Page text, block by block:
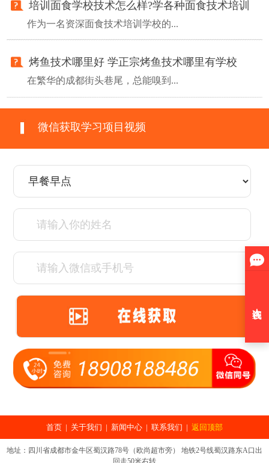
培训面食学校技术怎么样?学各种面食技术培训
作为一名资深面食技术培训学校的...
烤鱼技术哪里好 学正宗烤鱼技术哪里有学校
在繁华的成都街头巷尾，总能嗅到...
微信获取学习项目视频
首页 | 关于我们 | 新闻中心 | 联系我们 | 返回顶部
地址：四川省成都市金牛区蜀汉路78号（欧尚超市旁） 地铁2号线蜀汉路东A口出
回走50米右转